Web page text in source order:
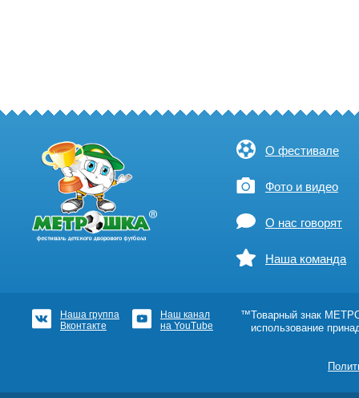
О фестивале
Фото и видео
О нас говорят
Наша команда
Наша группа
Вконтакте
Наш канал
на YouTube
™Товарный знак
использование